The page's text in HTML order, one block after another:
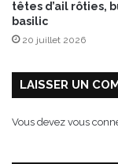
e
e
i
têtes d’ail rôties,
basilic
20 juillet 2026
LAISSER UN
Vous devez vous